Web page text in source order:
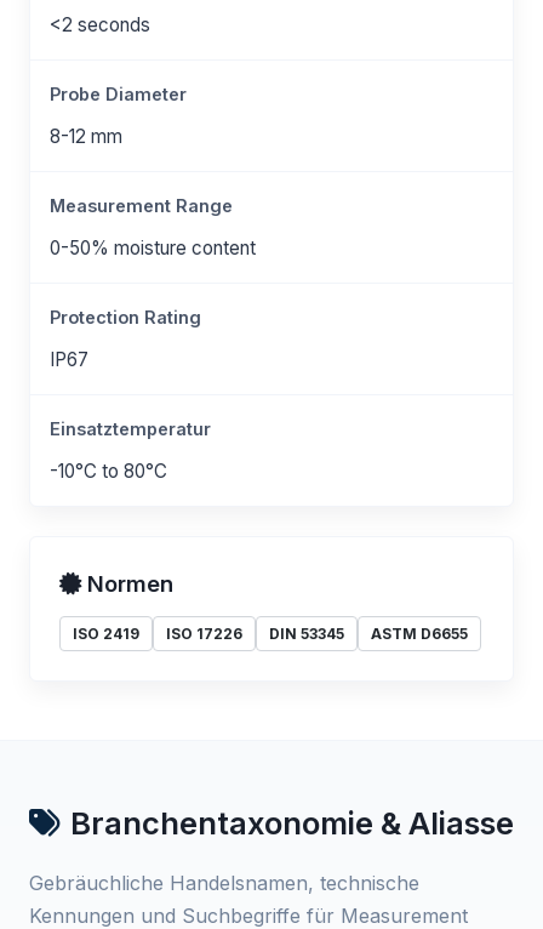
<2 seconds
Probe Diameter
8-12 mm
Measurement Range
0-50% moisture content
Protection Rating
IP67
Einsatztemperatur
-10°C to 80°C
Normen
ISO 2419 ISO 17226 DIN 53345 ASTM D6655
Branchentaxonomie & Aliasse
Gebräuchliche Handelsnamen, technische
Kennungen und Suchbegriffe für Measurement